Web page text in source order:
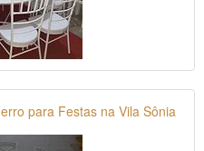
para Festas na Vila Sônia